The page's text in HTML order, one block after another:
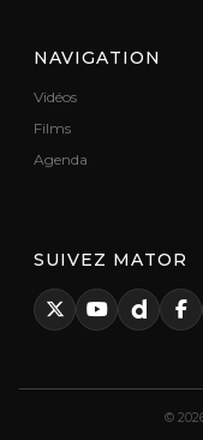
NAVIGATION
Vidéos
Films
Agenda
SUIVEZ MATOR
©